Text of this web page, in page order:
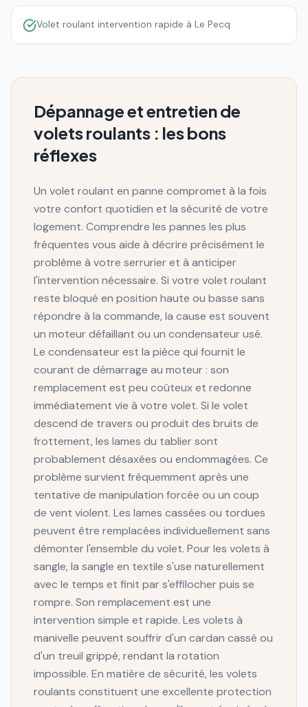
Volet roulant intervention rapide à Le Pecq
Dépannage et entretien de
volets roulants : les bons
réflexes
Un volet roulant en panne compromet à la fois
votre confort quotidien et la sécurité de votre
logement. Comprendre les pannes les plus
fréquentes vous aide à décrire précisément le
problème à votre serrurier et à anticiper
l'intervention nécessaire. Si votre volet roulant
reste bloqué en position haute ou basse sans
répondre à la commande, la cause est souvent
un moteur défaillant ou un condensateur usé.
Le condensateur est la pièce qui fournit le
courant de démarrage au moteur : son
remplacement est peu coûteux et redonne
immédiatement vie à votre volet. Si le volet
descend de travers ou produit des bruits de
frottement, les lames du tablier sont
probablement désaxées ou endommagées. Ce
problème survient fréquemment après une
tentative de manipulation forcée ou un coup
de vent violent. Les lames cassées ou tordues
peuvent être remplacées individuellement sans
démonter l'ensemble du volet. Pour les volets à
sangle, la sangle en textile s'use naturellement
avec le temps et finit par s'effilocher puis se
rompre. Son remplacement est une
intervention simple et rapide. Les volets à
manivelle peuvent souffrir d'un cardan cassé ou
d'un treuil grippé, rendant la rotation
impossible. En matière de sécurité, les volets
roulants constituent une excellente protection